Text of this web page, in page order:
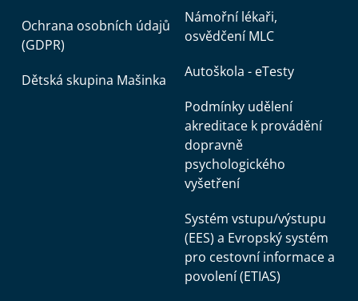
Ochrana osobních údajů
(GDPR)
Dětská skupina Mašinka
Námořní lékaři,
osvědčení MLC
Autoškola - eTesty
Podmínky udělení
akreditace k provádění
dopravně
psychologického
vyšetření
Systém vstupu/výstupu
(EES) a Evropský systém
pro cestovní informace a
povolení (ETIAS)